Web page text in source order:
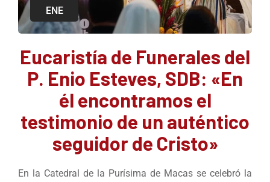
ENE
Eucaristía de Funerales del
P. Enio Esteves, SDB: «En
él encontramos el
testimonio de un auténtico
seguidor de Cristo»
En la Catedral de la Purísima de Macas se celebró la